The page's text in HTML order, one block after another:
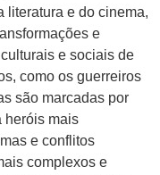
literatura e do cinema,
e
e sociais de
como os guerreiros
são marcadas por
heróis mais
e conflitos
complexos e